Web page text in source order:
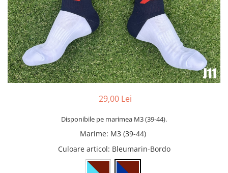
Bidoane si termosuri sportive
Sepci
Trofee
29,00 Lei
Disponibile pe marimea M3 (39-44).
Marime: M3 (39-44)
Culoare articol: Bleumarin-Bordo